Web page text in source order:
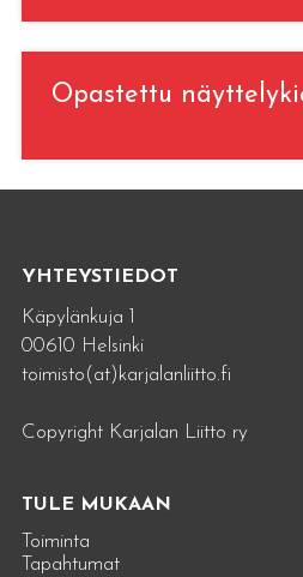
Opastettu
YHTEYSTIEDOT
Käpylänkuja 1
00610 Helsinki
toimisto(at)karjalanliitto.fi
Copyright Karjalan Liitto ry
TULE MUKAAN
Toiminta
Tapahtumat